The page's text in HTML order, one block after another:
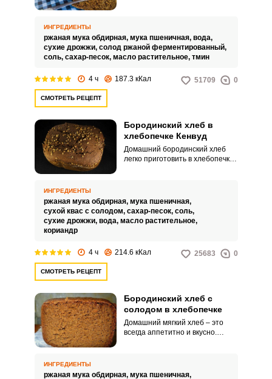
выходит более легким и
низкокалорийным.
ИНГРЕДИЕНТЫ
ржаная мука обдирная, мука пшеничная, вода,
сухие дрожжи, солод ржаной ферментированный,
соль, сахар-песок, масло растительное, тмин
4 ч 187.3 кКал 51709 0
СМОТРЕТЬ РЕЦЕПТ
Бородинский хлеб в
хлебопечке Кенвуд
Домашний бородинский хлеб
легко приготовить в хлебопечке
ИНГРЕДИЕНТЫ
ржаная мука обдирная, мука пшеничная,
сухой квас с солодом, сахар-песок, соль,
сухие дрожжи, вода, масло растительное,
кориандр
4 ч 214.6 кКал 25683 0
СМОТРЕТЬ РЕЦЕПТ
Бородинский хлеб с
солодом в хлебопечке
Домашний мягкий хлеб – это
всегда аппетитно и вкусно.
солода.
ИНГРЕДИЕНТЫ
ржаная мука обдирная, мука пшеничная,
ВХОД НА САЙТ
с помощью социальных сетей: